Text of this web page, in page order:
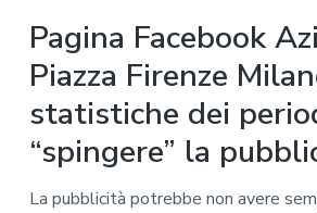
Pagina Facebook
Piazza Firenze
statistiche dei
“spingere” la
La pubblicità potrebbe non avere